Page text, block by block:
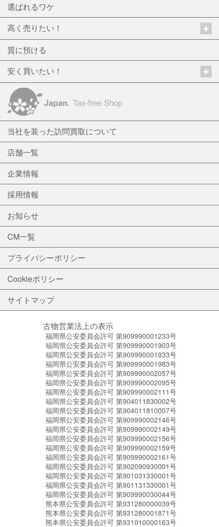
選ばれるワケ
高く売りたい！
質に預ける
安く買いたい！
当社を装った訪問買取について
店舗一覧
企業情報
採用情報
お知らせ
CM一覧
プライバシーポリシー
Cookieポリシー
サイトマップ
古物営業法上の表示
福岡県公安委員会許可 第909990001233号
福岡県公安委員会許可 第909990001903号
福岡県公安委員会許可 第909990001933号
福岡県公安委員会許可 第909990001983号
福岡県公安委員会許可 第909990002057号
福岡県公安委員会許可 第909990002095号
福岡県公安委員会許可 第909990002111号
福岡県公安委員会許可 第904011830002号
福岡県公安委員会許可 第904011810007号
福岡県公安委員会許可 第909990002146号
福岡県公安委員会許可 第909990002149号
福岡県公安委員会許可 第909990002156号
福岡県公安委員会許可 第909990002159号
福岡県公安委員会許可 第909990002161号
福岡県公安委員会許可 第902090930001号
福岡県公安委員会許可 第901031330001号
福岡県公安委員会許可 第901131330001号
福岡県公安委員会許可 第909990030044号
熊本県公安委員会許可 第931280000039号
熊本県公安委員会許可 第931280001871号
熊本県公安委員会許可 第931010000163号